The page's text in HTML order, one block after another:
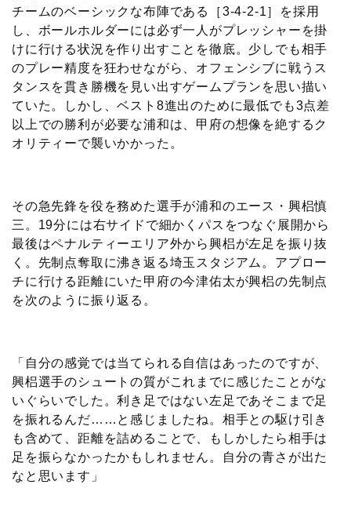
チームのベーシックな布陣である［3-4-2-1］を採用
し、ボールホルダーには必ず一人がプレッシャーを掛
けに行ける状況を作り出すことを徹底。少しでも相手
のプレー精度を狂わせながら、オフェンシブに戦うス
タンスを貫き勝機を見い出すゲームプランを思い描い
ていた。しかし、ベスト8進出のために最低でも3点差
以上での勝利が必要な浦和は、甲府の想像を絶するク
オリティーで襲いかかった。
その急先鋒を役を務めた選手が浦和のエース・興梠慎
三。19分には右サイドで細かくパスをつなぐ展開から
最後はペナルティーエリア外から興梠が左足を振り抜
く。先制点奪取に沸き返る埼玉スタジアム。アプロー
チに行ける距離にいた甲府の今津佑太が興梠の先制点
を次のように振り返る。
「自分の感覚では当てられる自信はあったのですが、
興梠選手のシュートの質がこれまでに感じたことがな
いぐらいでした。利き足ではない左足であそこまで足
を振れるんだ……と感じましたね。相手との駆け引き
も含めて、距離を詰めることで、もしかしたら相手は
足を振らなかったかもしれません。自分の青さが出た
なと思います」